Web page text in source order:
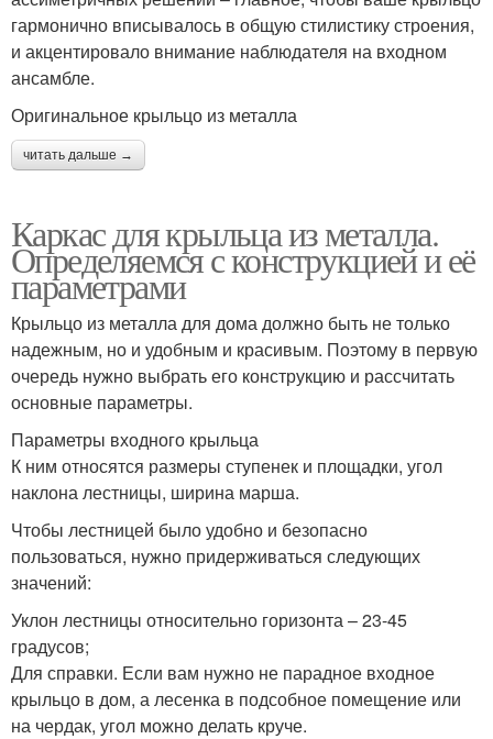
гармонично вписывалось в общую стилистику строения,
и акцентировало внимание наблюдателя на входном
ансамбле.
Оригинальное крыльцо из металла
читать дальше →
Каркас для крыльца из металла.
Определяемся с конструкцией и её
параметрами
Крыльцо из металла для дома должно быть не только
надежным, но и удобным и красивым. Поэтому в первую
очередь нужно выбрать его конструкцию и рассчитать
основные параметры.
Параметры входного крыльца
К ним относятся размеры ступенек и площадки, угол
наклона лестницы, ширина марша.
Чтобы лестницей было удобно и безопасно
пользоваться, нужно придерживаться следующих
значений:
Уклон лестницы относительно горизонта – 23-45
градусов;
Для справки. Если вам нужно не парадное входное
крыльцо в дом, а лесенка в подсобное помещение или
на чердак, угол можно делать круче.